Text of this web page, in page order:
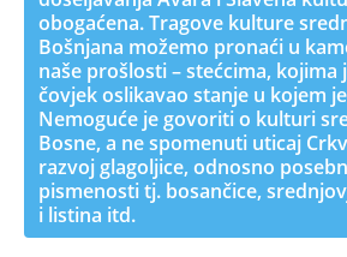
obogaćena. Tragove kulture
Bošnjana možemo pronaći u
naše prošlosti – stećcima, kojima
čovjek oslikavao stanje u kojem
Nemoguće je govoriti o kulturi
Bosne, a ne spomenuti uticaj
razvoj glagoljice, odnosno
pismenosti tj. bosančice,
i listina itd.